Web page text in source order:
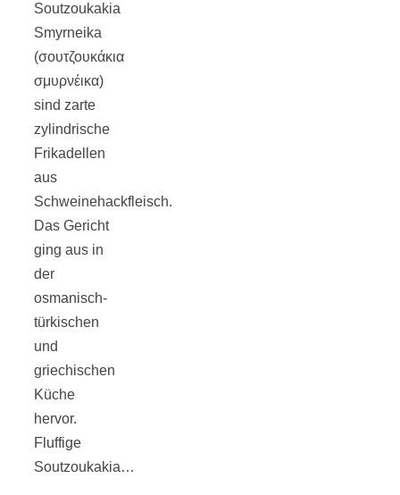
Soutzoukakia
Smyrneika
(σουτζουκάκια
σμυρνέικα)
sind zarte
zylindrische
Frikadellen
aus
Schweinehackfleisch.
Das Gericht
ging aus in
der
osmanisch-
türkischen
und
griechischen
Küche
hervor.
Fluffige
Soutzoukakia…